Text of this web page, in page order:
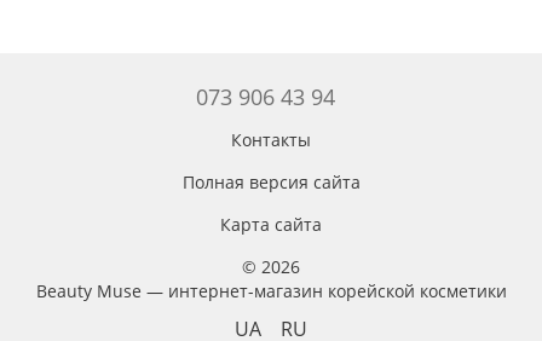
073 906 43 94
Контакты
Полная версия сайта
Карта сайта
© 2026
Beauty Muse — интернет-магазин корейской косметики
UA RU